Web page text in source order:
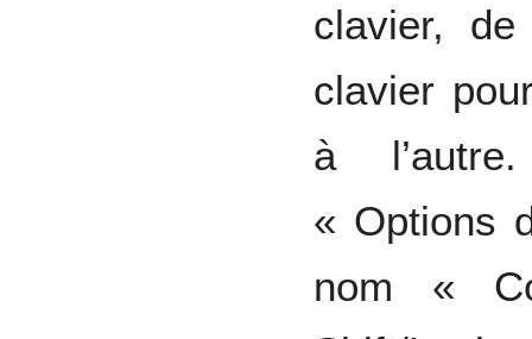
clavier,
clavier
à
« Options
nom «